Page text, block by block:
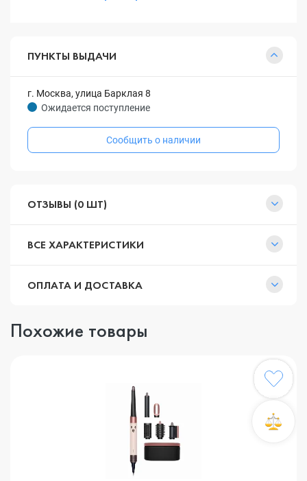
ПУНКТЫ ВЫДАЧИ
г. Москва, улица Барклая 8
Ожидается поступление
Сообщить о наличии
ОТЗЫВЫ (0 ШТ)
ВСЕ ХАРАКТЕРИСТИКИ
ОПЛАТА И ДОСТАВКА
Похожие товары